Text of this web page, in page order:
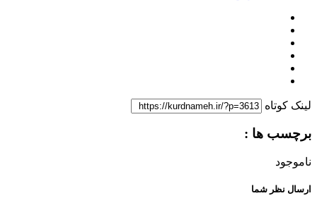
لینک کوتاه
برچسب ها :
ناموجود
ارسال نظر شما